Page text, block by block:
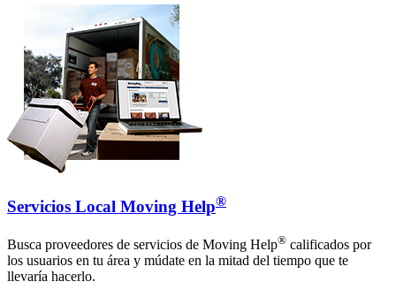
Servicios Local Moving Help®
Busca proveedores de servicios de Moving Help® calificados por
los usuarios en tu área y múdate en la mitad del tiempo que te
llevaría hacerlo.